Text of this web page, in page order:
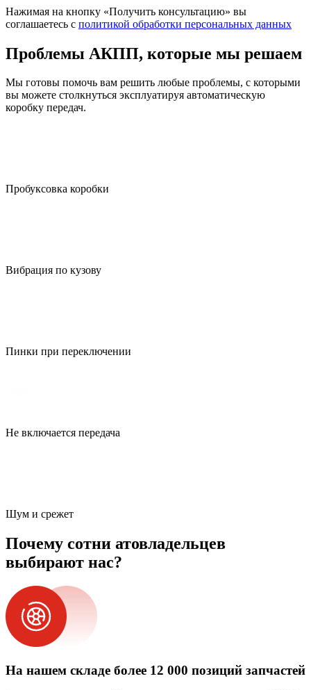
Нажимая на кнопку «Получить консультацию» вы
соглашаетесь с политикой обработки персональных данных
Проблемы АКПП, которые мы решаем
Мы готовы помочь вам решить любые проблемы, с которыми
вы можете столкнуться эксплуатируя автоматическую
коробку передач.
Пробуксовка коробки
Вибрация по кузову
Пинки при переключении
Не включается передача
Шум и срежет
Почему сотни атовладельцев
выбирают нас?
На нашем складе более 12 000 позиций запчастей